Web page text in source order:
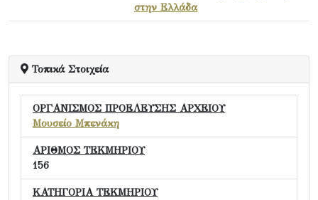
στην Ελλάδα
Τοπικά Στοιχεία
ΟΡΓΑΝΙΣΜΟΣ ΠΡΟΕΛΕΥΣΗΣ ΑΡΧΕΙΟΥ
Μουσείο Μπενάκη
ΑΡΙΘΜΟΣ ΤΕΚΜΗΡΙΟΥ
156
ΚΑΤΗΓΟΡΙΑ ΤΕΚΜΗΡΙΟΥ